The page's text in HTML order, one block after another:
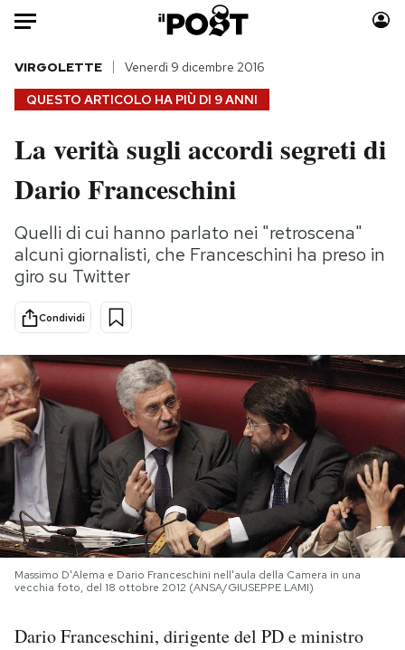
Auto
HOME
Italia
Politica
Tecnologia
Internet
Scienza
Cultura
Economia
Sport
Moda
Consumismi
Storie/Idee
Ok Boomer!
Mondiali calcio 2026
PODCAST
NEWSLETTER
I MIEI PREFERITI
QUESTO ARTICOLO HA PIÙ DI 9 ANNI
VIRGOLETTE Venerdì 9 dicembre 2016
La verità sugli accordi segreti di
Dario Franceschini
Quelli di cui hanno parlato nei "retroscena"
alcuni giornalisti, che Franceschini ha preso in
giro su Twitter
Condividi
Massimo D'Alema e Dario Franceschini nell'aula della Camera in una
vecchia foto, del 18 ottobre 2012 (ANSA/GIUSEPPE LAMI)
Dario Franceschini, dirigente del PD e ministro